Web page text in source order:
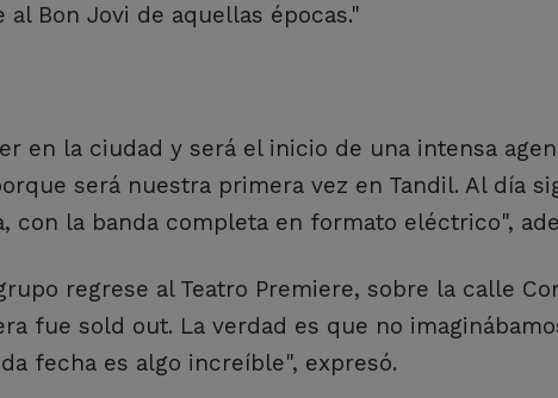
Bon Jovi de aquellas épocas."
en la ciudad y será el inicio de una intensa
será nuestra primera vez en Tandil. Al día
con la banda completa en formato eléctrico",
regrese al Teatro Premiere, sobre la calle
fue sold out. La verdad es que no
fecha es algo increíble", expresó.